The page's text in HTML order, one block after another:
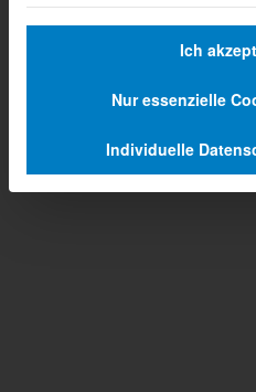
Ich
Nur essenzielle
Individuelle